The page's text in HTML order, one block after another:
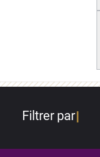
Filtrer par